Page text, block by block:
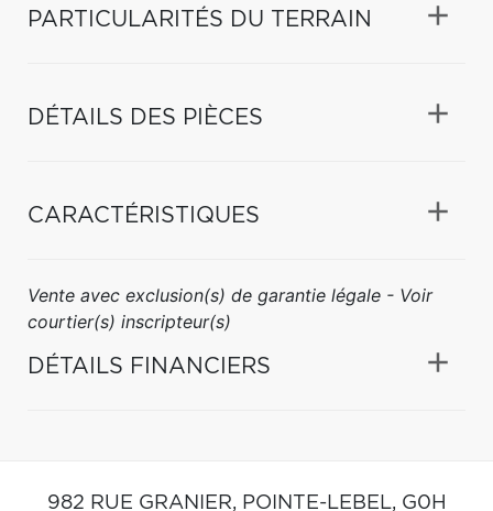
PARTICULARITÉS DU TERRAIN
DÉTAILS DES PIÈCES
CARACTÉRISTIQUES
Vente avec exclusion(s) de garantie légale - Voir
courtier(s) inscripteur(s)
DÉTAILS FINANCIERS
982 RUE GRANIER, POINTE-LEBEL, G0H